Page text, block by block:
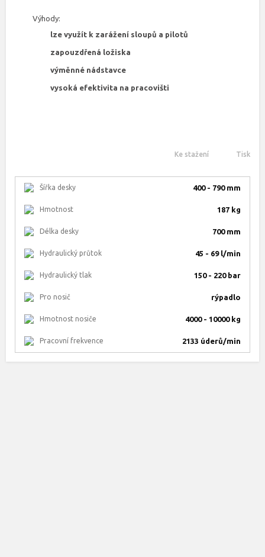
Výhody:
lze využít k zarážení sloupů a pilotů
zapouzdřená ložiska
výměnné nádstavce
vysoká efektivita na pracovišti
Ke stažení Tisk
Šířka desky 400 - 790 mm
Hmotnost 187 kg
Délka desky 700 mm
Hydraulický průtok 45 - 69 l/min
Hydraulický tlak 150 - 220 bar
Pro nosič rýpadlo
Hmotnost nosiče 4000 - 10000 kg
Pracovní frekvence 2133 úderů/min